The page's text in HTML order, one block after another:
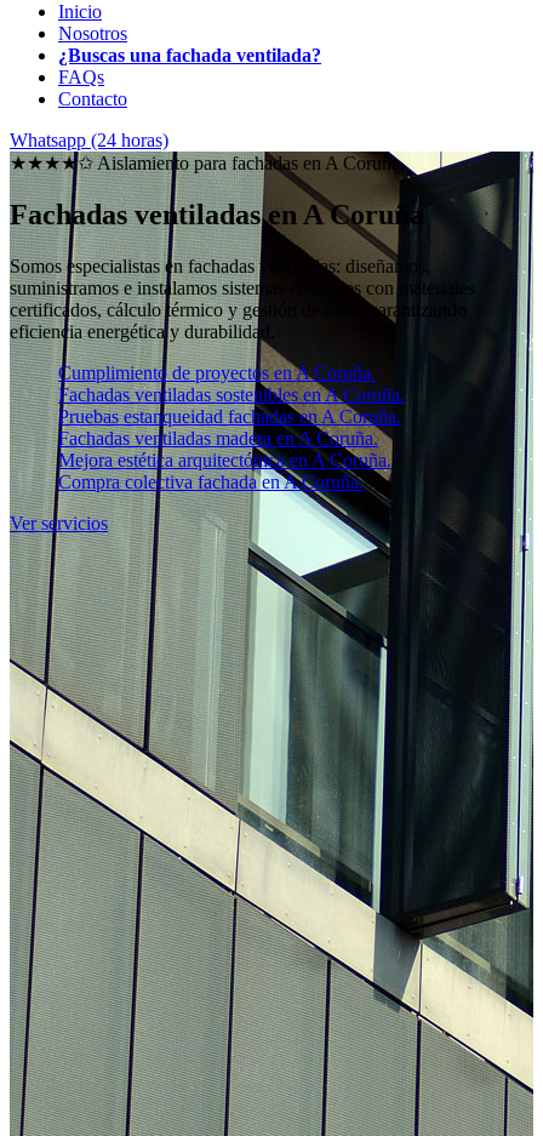
Inicio
Nosotros
¿Buscas una fachada ventilada?
FAQs
Contacto
Whatsapp (24 horas)
★★★★✩ Aislamiento para fachadas en A Coruña
Fachadas ventiladas en A Coruña
Somos especialistas en fachadas ventiladas: diseñamos,
suministramos e instalamos sistemas eficientes con materiales
certificados, cálculo térmico y gestión de obra, garantizando
eficiencia energética y durabilidad.
Cumplimiento de proyectos en A Coruña.
Fachadas ventiladas sostenibles en A Coruña.
Pruebas estanqueidad fachadas en A Coruña.
Fachadas ventiladas madera en A Coruña.
Mejora estética arquitectónica en A Coruña.
Compra colectiva fachada en A Coruña.
Ver servicios